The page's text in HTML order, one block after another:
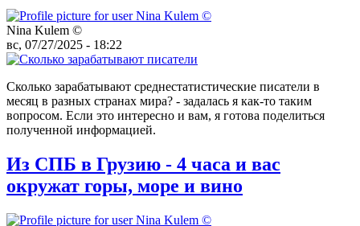
Nina Kulem ©️
вс, 07/27/2025 - 18:22
Сколько зарабатывают среднестатистические писатели в
месяц в разных странах мира? - задалась я как-то таким
вопросом. Если это интересно и вам, я готова поделиться
полученной информацией.
Из СПБ в Грузию - 4 часа и вас
окружат горы, море и вино